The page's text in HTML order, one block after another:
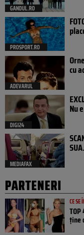
GANDUL.RO
PROSPORT.RO
ADEVARUL
cu
DIGI24
Nu
MEDIAFAX
PARTENERI
CE SE
ține